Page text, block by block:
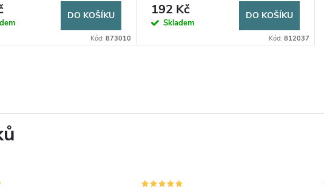
DO KOŠÍKU
Kód: 873010
192 Kč
Skladem
DO KOŠÍKU
Kód: 812037